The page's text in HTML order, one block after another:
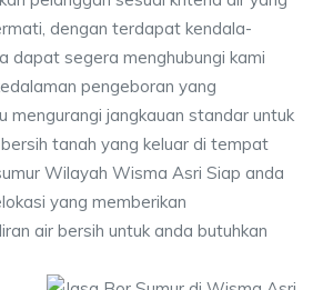
dengan terdapat kendala-
dapat segera menghubungi kami
pengeboran yang
mengurangi jangkauan standar untuk
tanah yang keluar di tempat
Wilayah Wisma Asri Siap anda
yang memberikan
air bersih untuk anda butuhkan